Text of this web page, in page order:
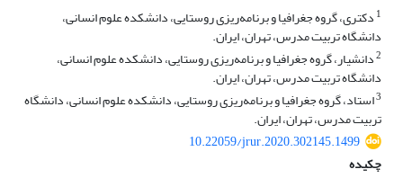
1 دکتری، گروه جغرافیا و برنامه‌ریزی روستایی، دانشکده علوم انسانی،
دانشگاه تربیت مدرس، تهران، ایران.
2دانشیار، گروه جغرافیا و برنامه‌ریزی روستایی، دانشکده علوم انسانی،
دانشگاه تربیت مدرس، تهران، ایران.
3استاد، گروه جغرافیا و برنامه‌ریزی روستایی، دانشکده علوم انسانی، دانشگاه
تربیت مدرس، تهران، ایران.
10.22059/jrur.2020.302145.1499
چکیده